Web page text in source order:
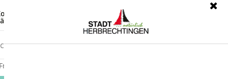
Leichte Sprache